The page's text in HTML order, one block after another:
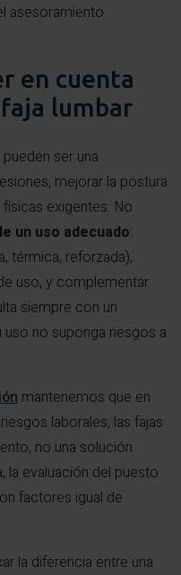
asesoramiento
en cuenta
lumbar
ser una
mejorar la postura
exigentes. No
un uso adecuado:
térmica, reforzada),
uso, y complementar
siempre con un
uso no suponga riesgos a
mantenemos que en
laborales, las fajas
no una solución
la evaluación del puesto
factores igual de
la diferencia entre una